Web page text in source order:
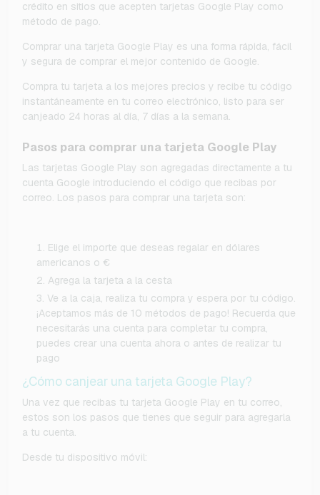
crédito en sitios que acepten tarjetas Google Play como
método de pago.
Comprar una tarjeta Google Play es una forma rápida, fácil
y segura de comprar el mejor contenido de Google.
Compra tu tarjeta a los mejores precios y recibe tu código
instantáneamente en tu correo electrónico, listo para ser
canjeado 24 horas al día, 7 días a la semana.
Pasos para comprar una tarjeta Google Play
Las tarjetas Google Play son agregadas directamente a tu
cuenta Google introduciendo el código que recibas por
correo. Los pasos para comprar una tarjeta son:
Elige el importe que deseas regalar en dólares
americanos o €
Agrega la tarjeta a la cesta
Ve a la caja, realiza tu compra y espera por tu código.
¡Aceptamos más de 10 métodos de pago! Recuerda que
necesitarás una cuenta para completar tu compra,
puedes crear una cuenta ahora o antes de realizar tu
pago
¿Cómo canjear una tarjeta Google Play?
Una vez que recibas tu tarjeta Google Play en tu correo,
estos son los pasos que tienes que seguir para agregarla
a tu cuenta.
Desde tu dispositivo móvil: